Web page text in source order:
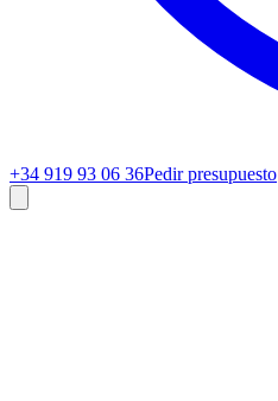
+34 919 93 06 36Pedir presupuesto